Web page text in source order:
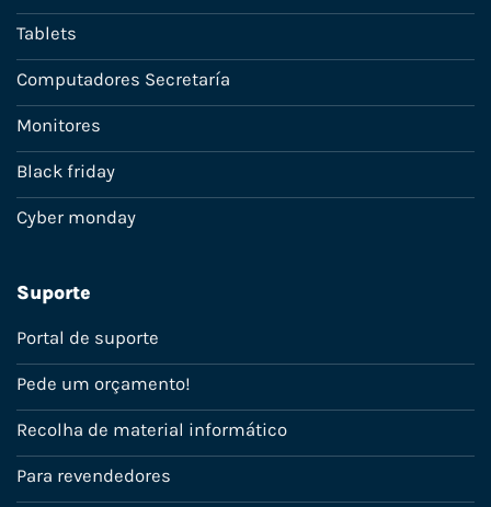
Tablets
Computadores Secretaría
Monitores
Black friday
Cyber monday
Suporte
Portal de suporte
Pede um orçamento!
Recolha de material informático
Para revendedores